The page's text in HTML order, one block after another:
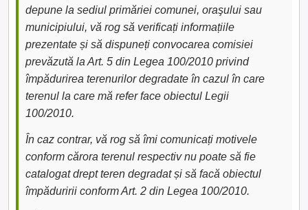
depune la sediul primăriei comunei, oraşului sau
municipiului, vă rog să verificați informațiile
prezentate și să dispuneți convocarea comisiei
prevăzută la Art. 5 din Legea 100/2010 privind
împădurirea terenurilor degradate în cazul în care
terenul la care mă refer face obiectul Legii
100/2010.
În caz contrar, vă rog să îmi comunicați motivele
conform cărora terenul respectiv nu poate să fie
catalogat drept teren degradat și să facă obiectul
împăduririi conform Art. 2 din Legea 100/2010.